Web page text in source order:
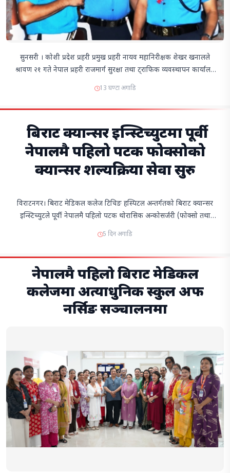
सुनसरी । कोशी प्रदेश प्रहरी प्रमुख प्रहरी नायव महानिरीक्षक शेखर खनालले
श्रावण २१ गते नेपाल प्रहरी राजमार्ग सुरक्षा तथा ट्राफिक व्यवस्थापन कार्यालय
इटहरी सुनसरीको निरीक्षण भ्रमण गर्नुका साथै कार्यरत प्रहरी कर्मचारीहरुलाई
13 घण्टा अगाडि
बिराट क्यान्सर इन्स्टिच्युटमा पूर्वी
नेपालमै पहिलो पटक फोक्सोको
क्यान्सर शल्यक्रिया सेवा सुरु
विराटनगर। बिराट मेडिकल कलेज टिचिङ हस्पिटल अन्तर्गतको बिराट क्यान्सर
इन्स्टिच्युटले पूर्वी नेपालमै पहिलो पटक थोरासिक अन्कोसर्जरी (फोक्सो तथा
छातीसम्बन्धी क्यान्सरको शल्यक्रिया) सेवा सुरु गरेको छ। यससँग…
5 दिन अगाडि
नेपालमै पहिलो बिराट मेडिकल
कलेजमा अत्याधुनिक स्कुल अफ
नर्सिङ सञ्चालनमा